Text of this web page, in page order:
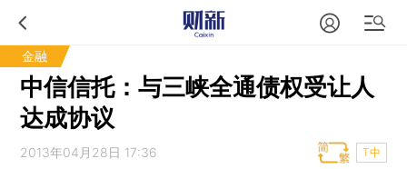
金融
中信信托：与三峡全通债权受让人
达成协议
2013年04月28日 17:36 T中